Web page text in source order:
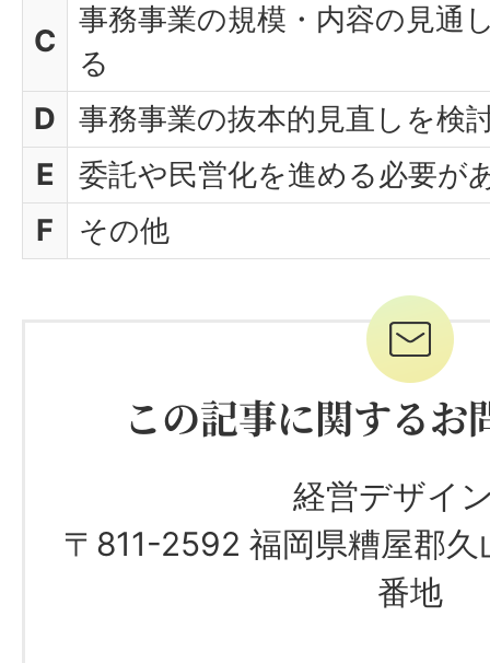
C
事務事業の規模・内容の見通
る
D
事務事業の抜本的見直しを検
E
委託や民営化を進める必要が
F
その他
この記事に関するお
経営デザイ
〒811-2592 福岡県糟屋郡
番地